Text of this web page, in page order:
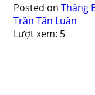
Posted on Tháng
Trần Tấn Luân
Lượt xem: 5